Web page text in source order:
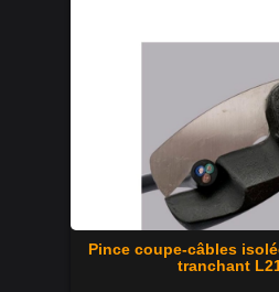
Pince coupe-câbles
tranchant